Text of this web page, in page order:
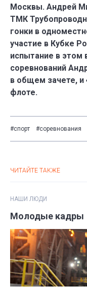
Москвы. Андрей
ТМК
гонки в
участие в Кубке
испытание в этом
соревнований
в общем зачете,
флоте.
#спорт #соревнования
ЧИТАЙТЕ ТАКЖЕ
НАШИ ЛЮДИ
Молодые кадры